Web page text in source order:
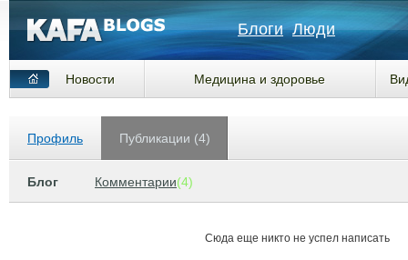
Блоги Люди
Новости Медицина и здоровье
Профиль Публикации (4)
Блог Комментарии(4)
Сюда еще никто не успел написать